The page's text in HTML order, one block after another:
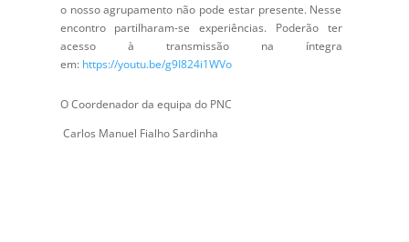
o nosso agrupamento não pode estar presente. Nesse
encontro partilharam-se experiências. Poderão ter
acesso à transmissão na íntegra
em: https://youtu.be/g9I824i1WVo
O Coordenador da equipa do PNC
Carlos Manuel Fialho Sardinha